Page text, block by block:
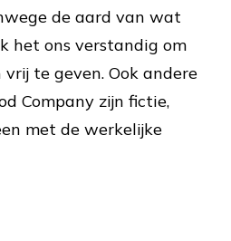
de aard van wat
het ons verstandig om
te geven. Ook andere
Company zijn fictie,
met de werkelijke